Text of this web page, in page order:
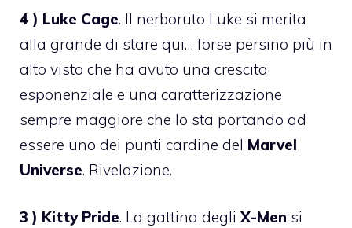
4 ) Luke Cage. Il nerboruto Luke si merita
alla grande di stare qui… forse persino più in
alto visto che ha avuto una crescita
esponenziale e una caratterizzazione
sempre maggiore che lo sta portando ad
essere uno dei punti cardine del Marvel
Universe. Rivelazione.
3 ) Kitty Pride. La gattina degli X-Men si